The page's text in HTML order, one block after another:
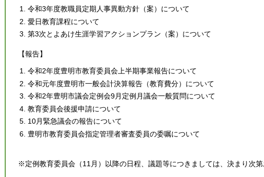
令和3年度教職員定期人事異動方針（案）について
愛日教育課程について
第3次とよあけ生涯学習アクションプラン（案）について
【報告】
令和2年度豊明市教育委員会上半期事業報告について
令和元年度豊明市一般会計決算報告（教育費分）について
令和2年豊明市議会定例会9月定例月議会一般質問について
教育委員会後援申請について
10月緊急議会の報告について
豊明市教育委員会指定管理者審査委員の委嘱について
※定例教育委員会（11月）以降の日程、議題等につきましては、決まり次第